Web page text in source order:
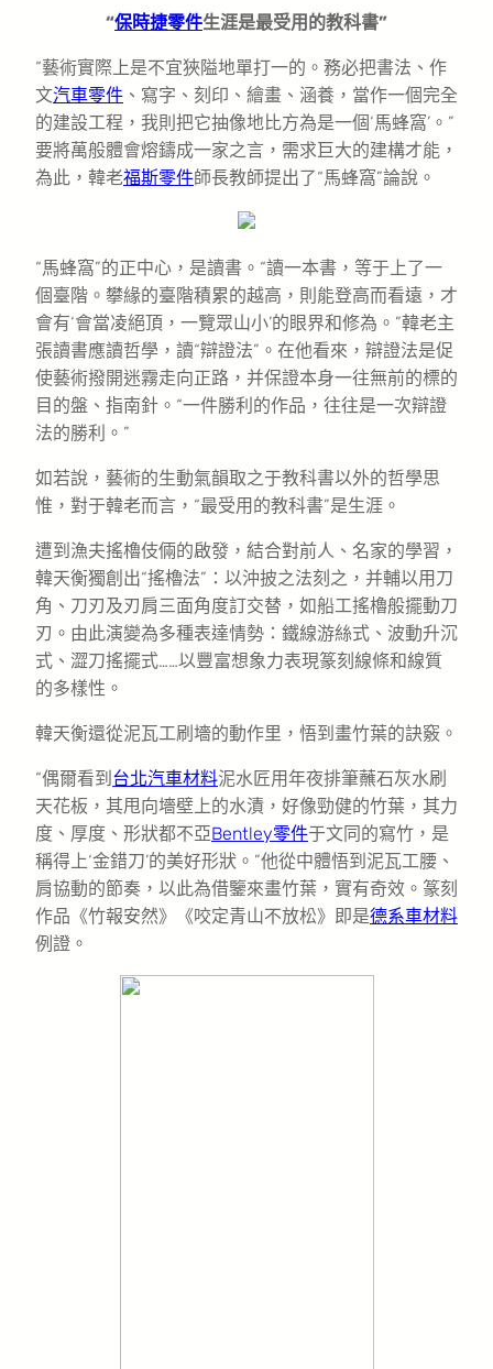
“保時捷零件生涯是最受用的教科書”
“藝術實際上是不宜狹隘地單打一的。務必把書法、作
文汽車零件 、寫字、刻印、繪畫、涵養，當作一個完全
的建設工程，我則把它抽像地比方為是一個‘馬蜂窩’。”
要將萬般體會熔鑄成一家之言，需求巨大的建構才能，
為此，韓老福斯零件師長教師提出了“馬蜂窩”論說。
“馬蜂窩”的正中心，是讀書。“讀一本書，等于上了一
個臺階。攀緣的臺階積累的越高，則能登高而看遠，才
會有‘會當凌絕頂，一覽眾山小’的眼界和修為。”韓老主
張讀書應讀哲學，讀“辯證法”。在他看來，辯證法是促
使藝術撥開迷霧走向正路，并保證本身一往無前的標的
目的盤、指南針。“一件勝利的作品，往往是一次辯證
法的勝利。”
如若說，藝術的生動氣韻取之于教科書以外的哲學思
惟，對于韓老而言，“最受用的教科書”是生涯。
遭到漁夫搖櫓伎倆的啟發，結合對前人、名家的學習，
韓天衡獨創出“搖櫓法”：以沖披之法刻之，并輔以用刀
角、刀刃及刃肩三面角度訂交替，如船工搖櫓般擺動刀
刃。由此演變為多種表達情勢：鐵線游絲式、波動升沉
式、澀刀搖擺式……以豐富想象力表現篆刻線條和線質
的多樣性。
韓天衡還從泥瓦工刷墻的動作里，悟到畫竹葉的訣竅。
“偶爾看到 台北汽車材料泥水匠用年夜排筆蘸石灰水刷
天花板，其甩向墻壁上的水漬，好像勁健的竹葉，其力
度、厚度、形狀都不亞Bentley零件于文同的寫竹，是
稱得上‘金錯刀’的美好形狀。”他從中體悟到泥瓦工腰、
肩協動的節奏，以此為借鑒來畫竹葉，實有奇效。篆刻
作品《竹報安然》《咬定青山不放松》即是德系車材料
例證。